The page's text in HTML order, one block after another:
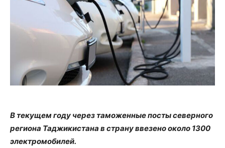
В текущем году через таможенные посты северного
региона Таджикистана в страну ввезено около 1300
электромобилей.